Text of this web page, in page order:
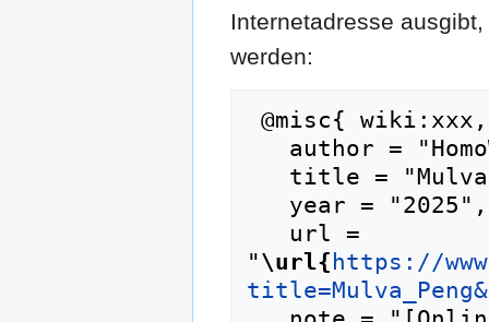
Internetadresse
werden:
"\url{ https://